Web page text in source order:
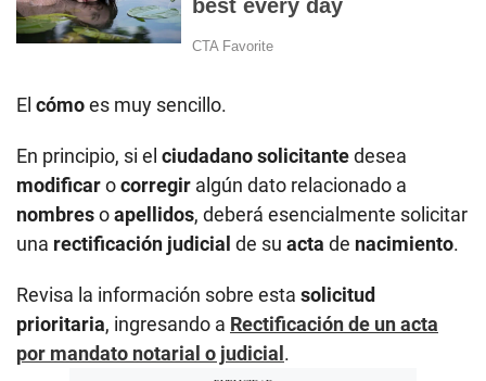
El cómoes muy sencillo.
En principio, si el ciudadano solicitantedesea
modificarocorregir algún dato relacionado a
nombresoapellidos, deberá esencialmente solicitar
una rectificación judicial de su acta de nacimiento.
Revisa la información sobre esta solicitud
prioritaria, ingresando a Rectificación de un acta
por mandato notarial o judicial.